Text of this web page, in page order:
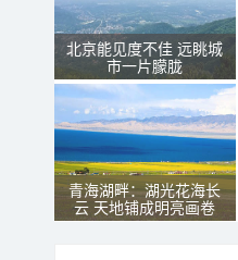
北京能见度不佳 远眺城
市一片朦胧
青海湖畔：湖光花海长
云 天地铺成明亮画卷